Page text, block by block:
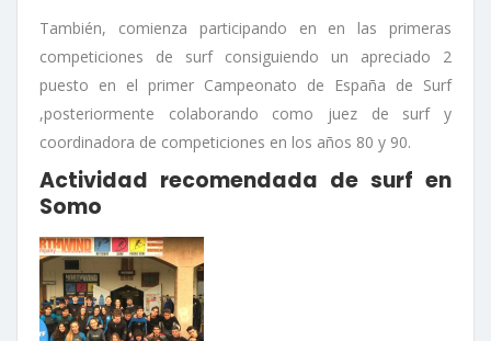
También, comienza participando en en las primeras
competiciones de surf consiguiendo un apreciado 2
puesto en el primer Campeonato de España de Surf
,posteriormente colaborando como juez de surf y
coordinadora de competiciones en los años 80 y 90.
Actividad recomendada de surf en
Somo